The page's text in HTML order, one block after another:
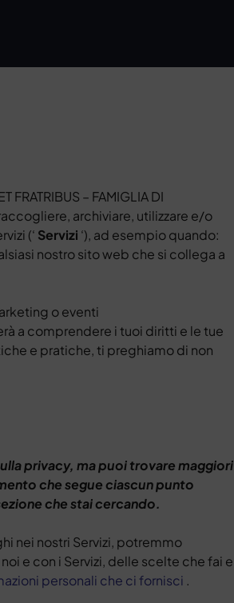
– FAMIGLIA DI
archiviare, utilizzare e/o
(‘ Servizi ‘), ad esempio quando:
nostro sito web che si collega a
o eventi
a comprendere i tuoi diritti e le tue
e pratiche, ti preghiamo di non
privacy, ma puoi trovare maggiori
che segue ciascun punto
che stai cercando.
nei nostri Servizi, potremmo
e con i Servizi, delle scelte che fai e
personali che ci fornisci .